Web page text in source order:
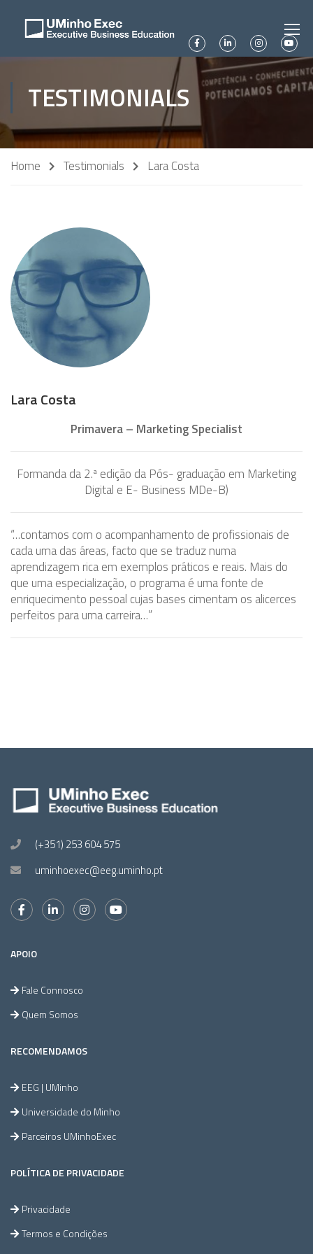
TESTIMONIALS
Home Testimonials Lara Costa
Lara Costa
Primavera – Marketing Specialist
Formanda da 2.ª edição da Pós- graduação em Marketing
Digital e E- Business MDe-B)
“…contamos com o acompanhamento de profissionais de
cada uma das áreas, facto que se traduz numa
aprendizagem rica em exemplos práticos e reais. Mais do
que uma especialização, o programa é uma fonte de
enriquecimento pessoal cujas bases cimentam os alicerces
perfeitos para uma carreira…”
(+351) 253 604 575
uminhoexec@eeg.uminho.pt
APOIO
Fale Connosco
Quem Somos
RECOMENDAMOS
EEG | UMinho
Universidade do Minho
Parceiros UMinhoExec
POLÍTICA DE PRIVACIDADE
Privacidade
Termos e Condições